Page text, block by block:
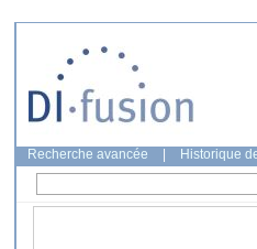
Recherche avancée Historique